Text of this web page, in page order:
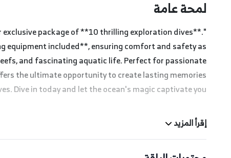
لمحة عامة
package of **10 thrilling exploration dives**.
equipment included**, ensuring comfort and safety as
and fascinating aquatic life. Perfect for passionate
the ultimate opportunity to create lasting memories
Dive in today and let the ocean's magic captivate you!"
إقرأ المزيد